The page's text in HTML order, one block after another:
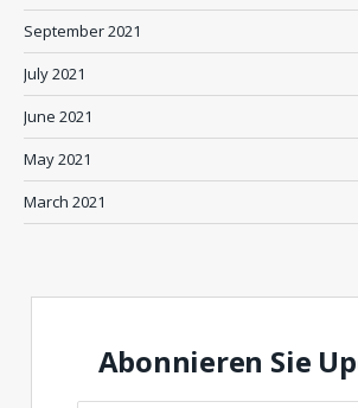
September 2021
July 2021
June 2021
May 2021
March 2021
Abonnieren Sie